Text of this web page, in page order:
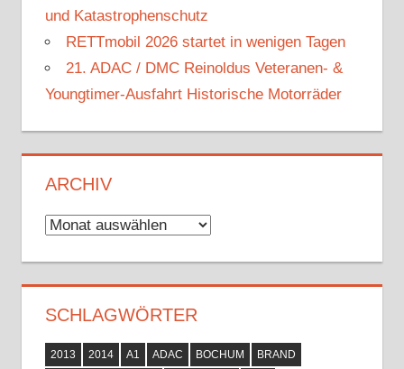
und Katastrophenschutz
RETTmobil 2026 startet in wenigen Tagen
21. ADAC / DMC Reinoldus Veteranen- &
Youngtimer-Ausfahrt Historische Motorräder
ARCHIV
Archiv
SCHLAGWÖRTER
2013 2014 A1 ADAC BOCHUM
BRAND